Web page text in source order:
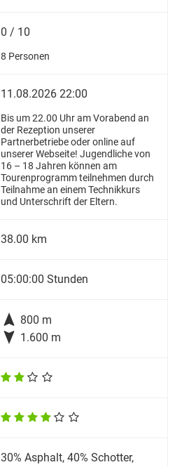
0 / 10
8 Personen
11.08.2026 22:00
Bis um 22.00 Uhr am Vorabend an
der Rezeption unserer
Partnerbetriebe oder online auf
unserer Webseite! Jugendliche von
16 – 18 Jahren können am
Tourenprogramm teilnehmen durch
Teilnahme an einem Technikkurs
und Unterschrift der Eltern.
38.00 km
05:00:00 Stunden
 800 m
 1.600 m
30% Asphalt, 40% Schotter,